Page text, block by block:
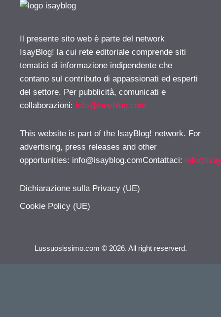
Il presente sito web è parte del network
IsayBlog! la cui rete editoriale comprende siti
tematici di informazione indipendente che
contano sul contributo di appassionati ed esperti
del settore. Per pubblicità, comunicati e
collaborazioni: info@isayblog.com
This website is part of the IsayBlog! network. For
advertising, press releases and other
opportunities: info@isayblog.comContattaci:
Dichiarazione sulla Privacy (UE)
Cookie Policy (UE)
Lussuosissimo.com © 2026. All right reserverd.